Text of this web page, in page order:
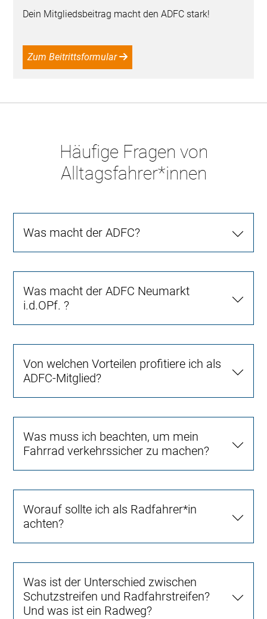
Dein Mitgliedsbeitrag macht den ADFC stark!
Zum Beitrittsformular
Häufige Fragen von
Alltagsfahrer*innen
Was macht der ADFC?
Was macht der ADFC Neumarkt
i.d.OPf. ?
Von welchen Vorteilen profitiere ich als
ADFC-Mitglied?
Was muss ich beachten, um mein
Fahrrad verkehrssicher zu machen?
Worauf sollte ich als Radfahrer*in
achten?
Was ist der Unterschied zwischen
Schutzstreifen und Radfahrstreifen?
Und was ist ein Radweg?